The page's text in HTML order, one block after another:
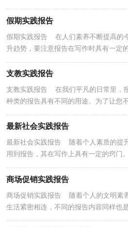
部分人都对写报告很是头疼的，以下是
假期实践报告
假期实践报告 在人们素养不断提高的
升趋势，要注意报告在写作时具有一定
支教实践报告
支教实践报告 在我们平凡的日常里，
种类的报告具有不同的用途。为了让您
编整理的支教实践报告，仅供参考，欢
最新社会实践报告
最新社会实践报告 随着个人素质的提
用到报告，其在写作上具有一定的窍门
疼，以下是小编为大家整理的最新社会
商场促销实践报告
商场促销实践报告 随着个人的文明素
生活紧密相连，不同的报告内容同样也